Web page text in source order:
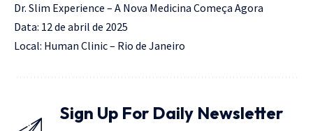
Dr. Slim Experience – A Nova Medicina Começa Agora
Data: 12 de abril de 2025
Local: Human Clinic – Rio de Janeiro
Sign Up For Daily Newsletter